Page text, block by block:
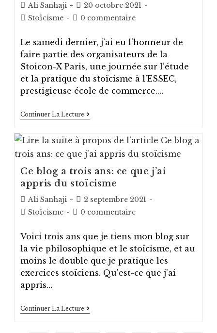
Auteur/autrice
de
Ali Sanhaji
Post
published:
20 octobre 2021
PostStoïcisme
Post0 commentaire
Le samedi dernier, j’ai eu l'honneur de
faire partie des organisateurs de la
Stoicon-X Paris, une journée sur l’étude
et la pratique du stoïcisme à l’ESSEC,
prestigieuse école de commerce.…
Continuer La Lecture Retour
Sur
Stoicon-
X
Paris
2021
Ce blog a trois ans: ce que j’ai
appris du stoïcisme
Auteur/autrice
de
Ali Sanhaji
Post
published:
2 septembre 2021
PostStoïcisme
Post0 commentaire
Voici trois ans que je tiens mon blog sur
la vie philosophique et le stoïcisme, et au
moins le double que je pratique les
exercices stoïciens. Qu'est-ce que j'ai
appris…
Continuer La Lecture Ce
Blog